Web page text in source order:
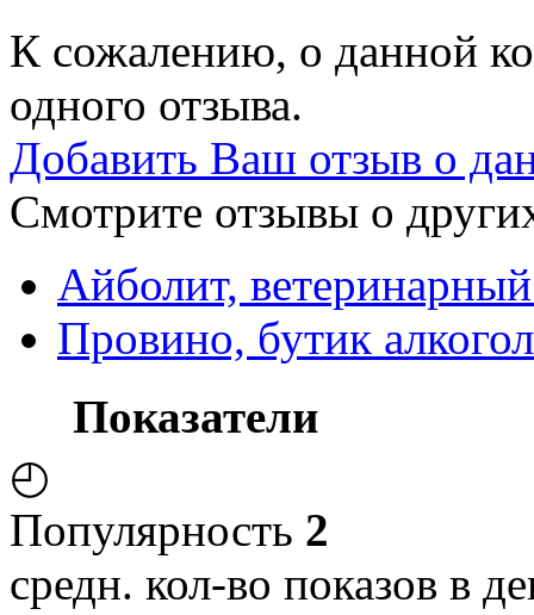
К сожалению, о данной
одного отзыва.
Добавить Ваш отзыв о
Смотрите отзывы о
Айболит,
Провино, бутик
Показатели
◴
Популярность 2
средн. кол-во показов в